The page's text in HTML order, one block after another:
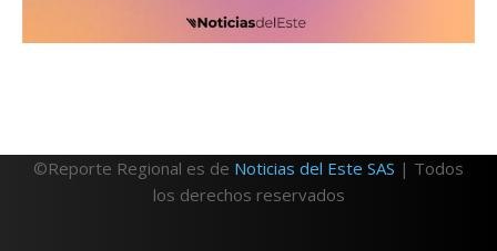
©Reporte Regional es de Noticias del Este SAS | Todos
los derechos reservados